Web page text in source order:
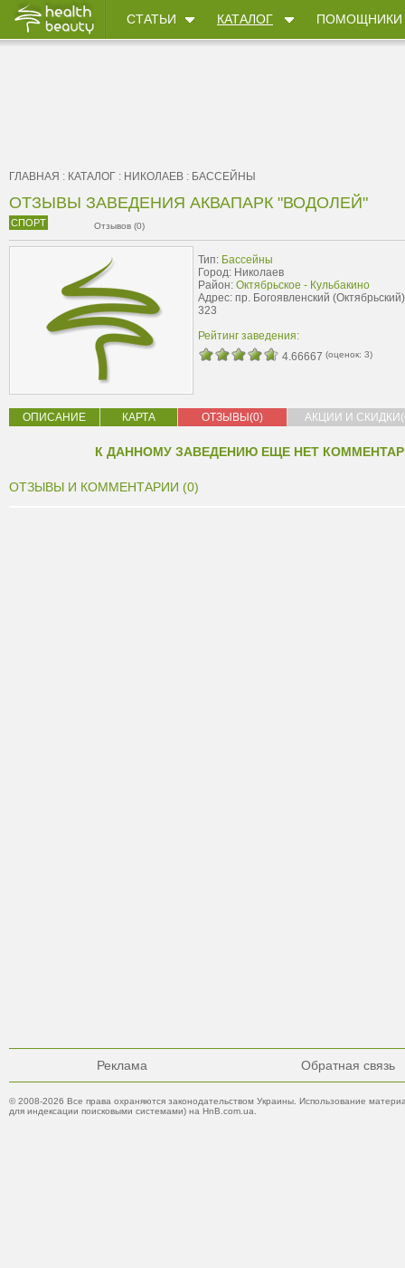
СТАТЬИ КАТАЛОГ ПОМОЩНИКИ
ГЛАВНАЯ : КАТАЛОГ : НИКОЛАЕВ : БАССЕЙНЫ
ОТЗЫВЫ ЗАВЕДЕНИЯ АКВАПАРК "ВОДОЛЕЙ"
СПОРТ Отзывов (0)
Тип: Бассейны
Город: Николаев
Район: Октябрьское - Кульбакино
Адрес: пр. Богоявленский
323
Рейтинг заведения:
4.66667 (оценок: 3)
ОПИСАНИЕ КАРТА ОТЗЫВЫ(0) АКЦИИ И
К ДАННОМУ ЗАВЕДЕНИЮ ЕЩЕ НЕТ
ОТЗЫВЫ И КОММЕНТАРИИ (0)
Реклама Обратная связь
© 2008-2026 Все права охраняются законодательством Украины. Использование
для индексации поисковыми системами) на HnB.com.ua.